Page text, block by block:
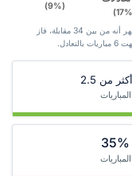
(9%)
سجل مواجهات نادي دندي يونايتد الرياضي مع نادي سلتيك يظهر أنه من بين 34 ‏مقابلة، فاز
أكثر من 2.5
35%